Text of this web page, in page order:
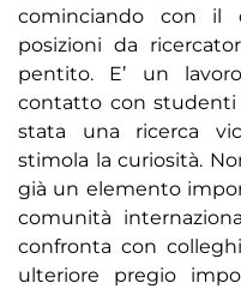
cominciando con
posizioni da
pentito. E’ un
contatto con studenti
stata una ricerca
stimola la curiosità.
già un elemento
comunità
confronta con
ulteriore pregio